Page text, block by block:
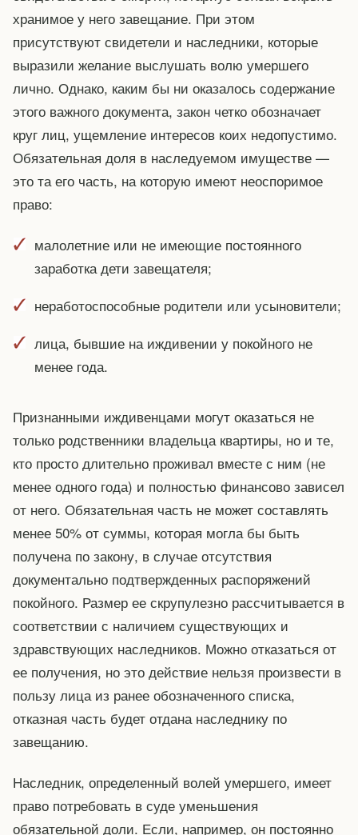
хранимое у него завещание. При этом
присутствуют свидетели и наследники, которые
выразили желание выслушать волю умершего
лично. Однако, каким бы ни оказалось содержание
этого важного документа, закон четко обозначает
круг лиц, ущемление интересов коих недопустимо.
Обязательная доля в наследуемом имуществе —
это та его часть, на которую имеют неоспоримое
право:
малолетние или не имеющие постоянного
заработка дети завещателя;
неработоспособные родители или усыновители;
лица, бывшие на иждивении у покойного не
менее года.
Признанными иждивенцами могут оказаться не
только родственники владельца квартиры, но и те,
кто просто длительно проживал вместе с ним (не
менее одного года) и полностью финансово зависел
от него. Обязательная часть не может составлять
менее 50% от суммы, которая могла бы быть
получена по закону, в случае отсутствия
документально подтвержденных распоряжений
покойного. Размер ее скрупулезно рассчитывается в
соответствии с наличием существующих и
здравствующих наследников. Можно отказаться от
ее получения, но это действие нельзя произвести в
пользу лица из ранее обозначенного списка,
отказная часть будет отдана наследнику по
завещанию.
Наследник, определенный волей умершего, имеет
право потребовать в суде уменьшения
обязательной доли. Если, например, он постоянно